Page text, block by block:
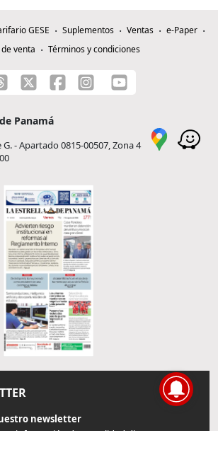
GESE Suplementos Ventas
e-Paper
venta
Términos y condiciones
Panamá
- Apartado 0815-00507, Zona 4
newsletter
información de actualidad directamente en